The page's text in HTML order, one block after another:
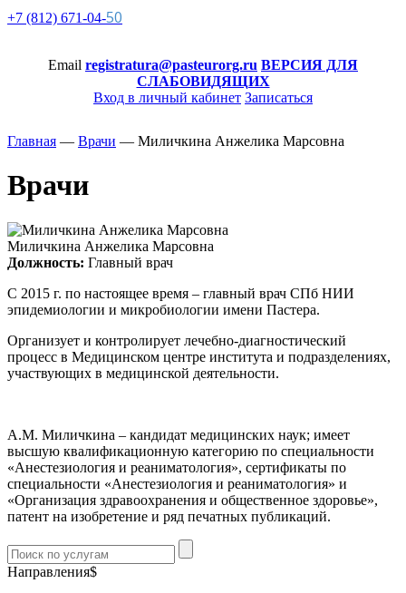
+7 (812) 671-04-50
Email registratura@pasteurorg.ru ВЕРСИЯ ДЛЯ
СЛАБОВИДЯЩИХ
Вход в личный кабинет Записаться
Главная — Врачи — Миличкина Анжелика Марсовна
Врачи
Миличкина Анжелика Марсовна
Должность: Главный врач
С 2015 г. по настоящее время – главный врач СПб НИИ
эпидемиологии и микробиологии имени Пастера.
Организует и контролирует лечебно-диагностический
процесс в Медицинском центре института и подразделениях,
участвующих в медицинской деятельности.
А.М. Миличкина – кандидат медицинских наук; имеет
высшую квалификационную категорию по специальности
«Анестезиология и реаниматология», сертификаты по
специальности «Анестезиология и реаниматология» и
«Организация здравоохранения и общественное здоровье»,
патент на изобретение и ряд печатных публикаций.
Направления$